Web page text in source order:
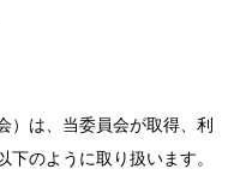
）は、当委員会が取得、利
のように取り扱います。